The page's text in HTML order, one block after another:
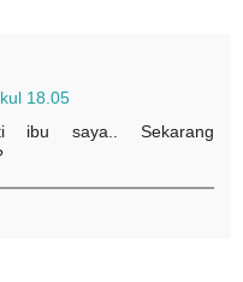
18.05
ibu saya.. Sekarang